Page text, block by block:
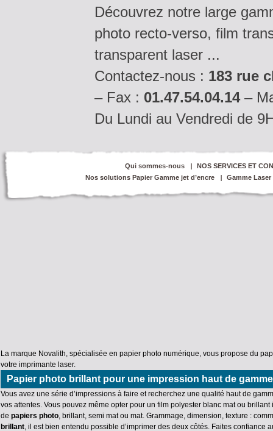
La marque Novalith, spécialisée en papier photo numérique, vous propose du
votre imprimante laser.
Papier photo brillant pour une impression haut de gamme
Vous avez une série d’impressions à faire et recherchez une qualité haut de
vos attentes. Vous pouvez même opter pour un film polyester blanc mat ou
de papiers photo, brillant, semi mat ou mat. Grammage, dimension, texture :
brillant, il est bien entendu possible d’imprimer des deux côtés. Faites confiance
Découvrez notre large
photo recto-verso, film
transparent laser ...
Contactez-nous : 183 rue
– Fax : 01.47.54.04.14–
Du Lundi au Vendredi de
Qui sommes-nous
NOS SERVICES ET
Nos solutions Papier Gamme jet d’encre
Gamme Laser